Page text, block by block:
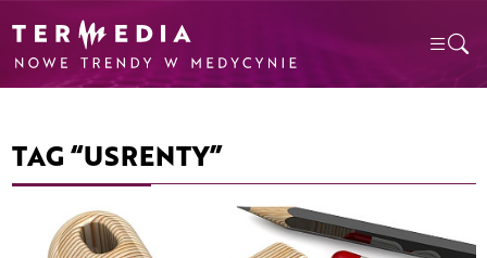
TAG “USRENTY”